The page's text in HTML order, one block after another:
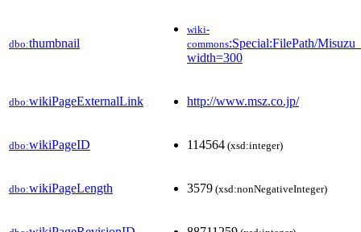
dbo:thumbnail
wiki-
commons:Special:FilePath/
width=300
dbo:wikiPageExternalLink http://www.msz.co.jp/
dbo:wikiPageID 114564 (xsd:integer)
dbo:wikiPageLength 3579 (xsd:nonNegativeInteger)